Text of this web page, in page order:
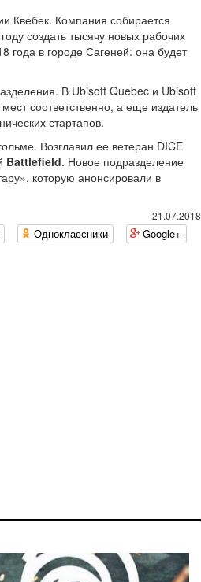
Квебек. Компания собирается
создать тысячу новых рабочих
года в городе Сагеней: она будет
В Ubisoft Quebec и Ubisoft
соответственно, а еще издатель
стартапов.
Возглавил ее ветеран DICE
Battlefield. Новое подразделение
которую анонсировали в
21.07.2018
Одноклассники Google+